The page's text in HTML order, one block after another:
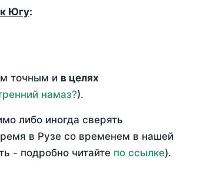
Югу:
точным и в целях
намаз?).
либо иногда сверять
в Рузе со временем в нашей
- подробно читайте по ссылке).